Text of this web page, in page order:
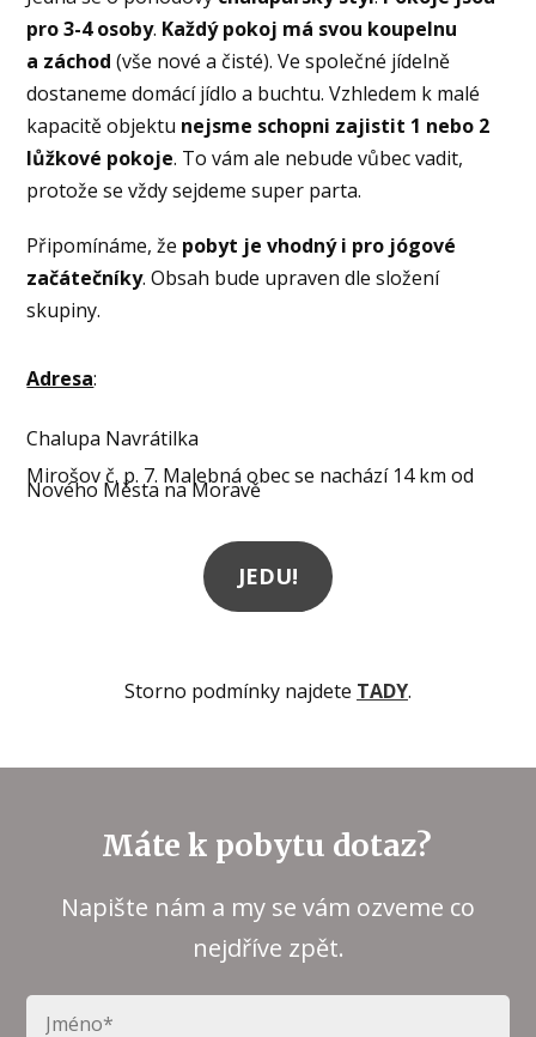
pro 3-4 osoby. Každý pokoj má svou koupelnu
a záchod(vše nové a čisté). Ve společné jídelně
dostaneme domácí jídlo a buchtu. Vzhledem k malé
kapacitě objektu nejsme schopni zajistit 1 nebo 2
lůžkové pokoje. To vám ale nebude vůbec vadit,
protože se vždy sejdeme super parta.
Připomínáme, že pobyt je vhodný i pro jógové
začátečníky. Obsah bude upraven dle složení
skupiny.
Adresa:
Chalupa Navrátilka
Mirošov č. p. 7. Malebná obec se nachází 14 km od
Nového Města na Moravě
JEDU!
Storno podmínky najdete TADY.
Máte k pobytu dotaz?
Napište nám a my se vám ozveme co
nejdříve zpět.